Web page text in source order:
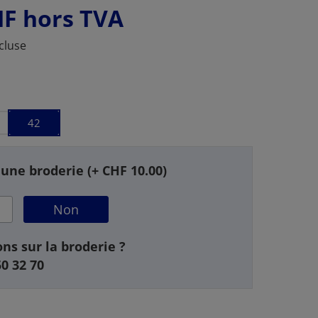
hors TVA
42
broderie (+ CHF 10.00)
Non
sur la broderie ?
32 70